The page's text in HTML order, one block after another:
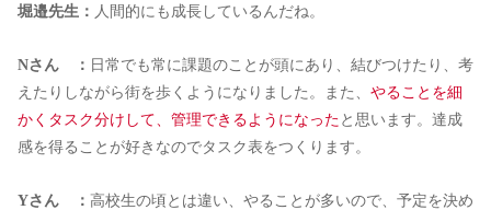
堀邉先生： 人間的にも成長しているんだね。
Nさん ： 日常でも常に課題のことが頭にあり、結びつけたり、考
えたりしながら街を歩くようになりました。また、 やることを細
かくタスク分けして、管理できるようになったと思います。達成
感を得ることが好きなのでタスク表をつくります。
Yさん ： 高校生の頃とは違い、やることが多いので、予定を決め